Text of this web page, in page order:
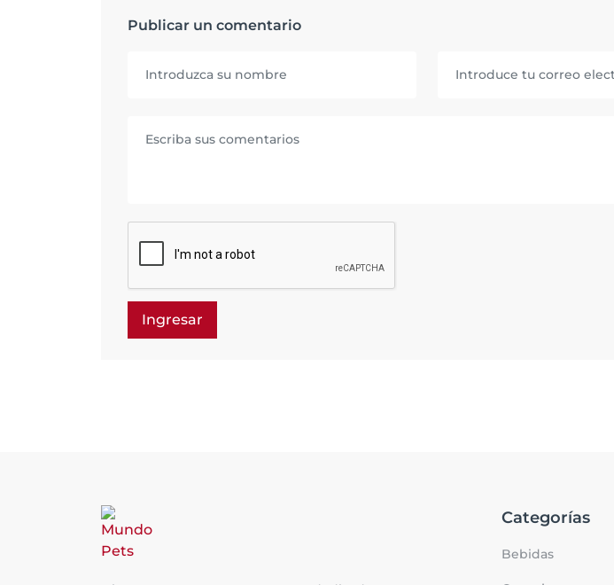
Publicar un comentario
Ingresar
Categorías
Bebidas